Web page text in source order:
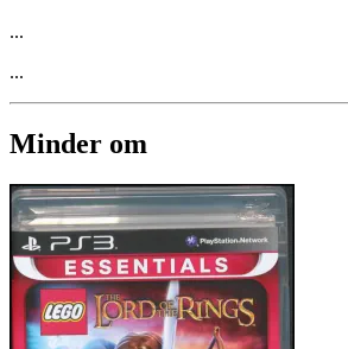
...
...
Minder om